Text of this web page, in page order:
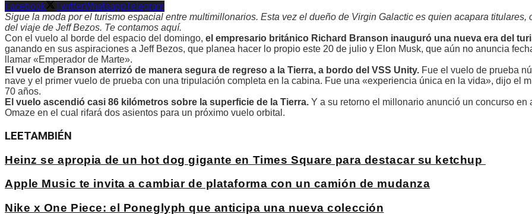
Facebook TwitterWhatsappTelegram
Sigue la moda por el turismo espacial entre multimillonarios. Esta vez el dueño de Virgin Galactic es quien acapara titulares,
del viaje de Jeff Bezos. Te contamos aquí.
Con el vuelo al borde del espacio del domingo, el empresario británico Richard Branson inauguró una nueva era del
ganando en sus aspiraciones a Jeff Bezos, que planea hacer lo propio este 20 de julio y Elon Musk, que aún no anuncia
llamar «Emperador de Marte».
El vuelo de Branson aterrizó de manera segura de regreso a la Tierra, a bordo del VSS Unity. Fue el vuelo de prueba
nave y el primer vuelo de prueba con una tripulación completa en la cabina. Fue una «experiencia única en la vida», dijo el
70 años.
El vuelo ascendió casi 86 kilómetros sobre la superficie de la Tierra. Y a su retorno el millonario anunció un concurso en
Omaze en el cual rifará dos asientos para un próximo vuelo orbital.
LEETAMBIÉN
Heinz se apropia de un hot dog gigante en Times Square para destacar su ketchup
Apple Music te invita a cambiar de plataforma con un camión de mudanza
Nike x One Piece: el Poneglyph que anticipa una nueva colección